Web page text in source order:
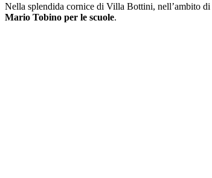
Nella splendida cornice di Villa Bottini, nell’ambito di
Mario Tobino per le scuole.